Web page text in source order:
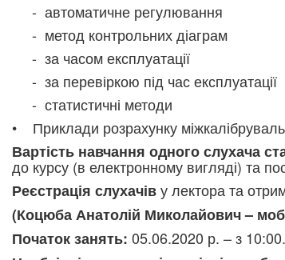
- автоматичне регулювання
- метод контрольних діаграм
- за часом експлуатації
- за перевіркою під час експлуатації
- статистичні методи
• Приклади розрахунку
Вартість навчання одного слухача
до курсу (в електронному вигляді) та
Реєстрація слухачіву лектора та
(Коцюба Анатолій Миколайович –
Початок занять: 05.06.2020 р. – з 10:00.